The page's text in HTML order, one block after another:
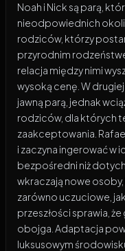
Noah i Nick są parą,
nieodpowiednich
rodziców, którzy
przyrodnim
relacja między nimi
wysoką cenę. W
jawną parą, jednak
rodziców, dla których
zaakceptowania.
i zaczyna ingerować w
bezpośredni niż
wkraczają nowe
zarówno uczuciowe,
przeszłości sprawia,
obojga. Adaptacja
luksusowym